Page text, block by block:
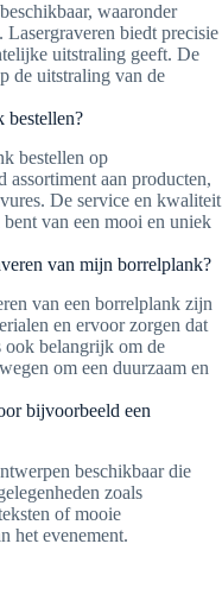
waaronder
Lasergraveren biedt precisie
uitstraling geeft. De
de uitstraling van de
bestellen?
bestellen op
aan producten,
De service en kwaliteit
van een mooi en uniek
van mijn borrelplank?
van een borrelplank zijn
en ervoor zorgen dat
ook belangrijk om de
om een duurzaam en
bijvoorbeeld een
beschikbaar die
zoals
of mooie
het evenement.